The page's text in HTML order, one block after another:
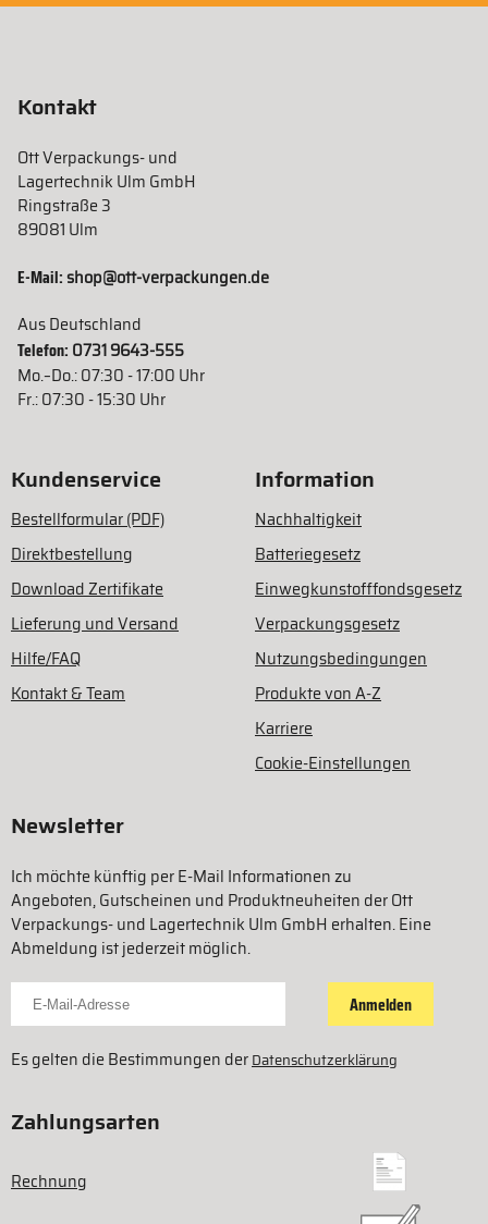
Kontakt
Ott Verpackungs- und
Lagertechnik Ulm GmbH
Ringstraße 3
89081 Ulm
E-Mail:shop@ott-verpackungen.de
Aus Deutschland
Telefon: 0731 9643-555
Mo.–Do.: 07:30 - 17:00 Uhr
Fr.: 07:30 - 15:30 Uhr
Kundenservice
Bestellformular (PDF)
Direktbestellung
Download Zertifikate
Lieferung und Versand
Hilfe/FAQ
Kontakt & Team
Information
Nachhaltigkeit
Batteriegesetz
Einwegkunstofffondsgesetz
Verpackungsgesetz
Nutzungsbedingungen
Produkte von A-Z
Karriere
Cookie-Einstellungen
Newsletter
Ich möchte künftig per E-Mail Informationen zu
Angeboten, Gutscheinen und Produktneuheiten der Ott
Verpackungs- und Lagertechnik Ulm GmbH erhalten. Eine
Abmeldung ist jederzeit möglich.
Für Newsletter anmelden
Anmelden
Es gelten die Bestimmungen derDatenschutzerklärung
Zahlungsarten
Rechnung